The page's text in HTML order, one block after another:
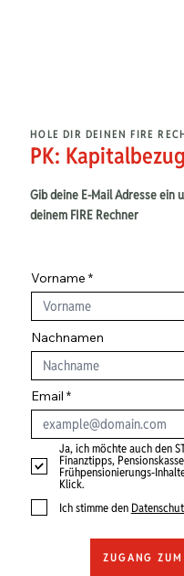
HOLE DIR DEINEN FIRE
PK: Kapitalbezug
Gib deine E-Mail Adresse ein
deinem FIRE Rechner
Vorname
Nachnamen
Email
Ja, ich möchte auch den
Finanztipps,
Frühpensionierungs-
Klick.
Ich stimme den
ZUGANG